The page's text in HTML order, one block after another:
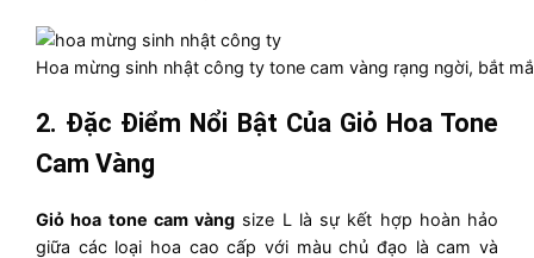
Hoa mừng sinh nhật công ty tone cam vàng rạng ngời, bắt
2. Đặc Điểm Nổi Bật Của Giỏ Hoa Tone
Cam Vàng
Giỏ hoa tone cam vàng size L là sự kết hợp hoàn hảo
giữa các loại hoa cao cấp với màu chủ đạo là cam và